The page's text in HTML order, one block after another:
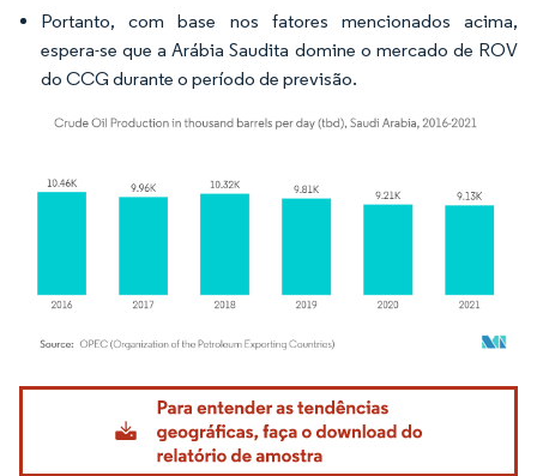
Portanto, com base nos fatores mencionados acima,
espera-se que a Arábia Saudita domine o mercado de ROV
do CCG durante o período de previsão.
Imagem © Mordor Intelligence. O reuso requer atribuição conforme CC BY 4.0.